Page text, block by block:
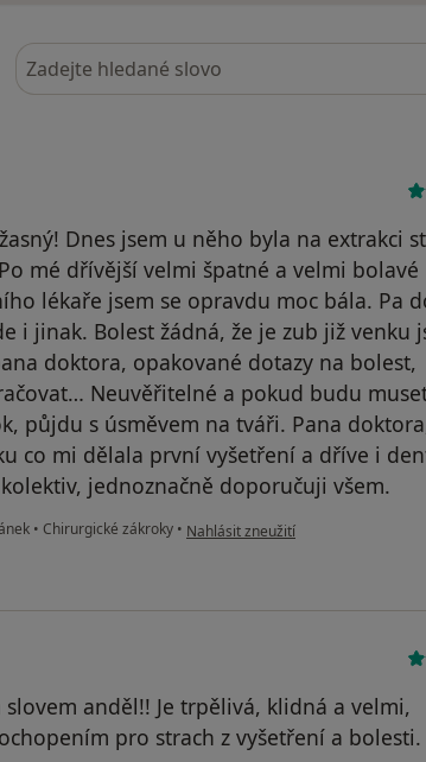
Hledejte v názorech
Dnes jsem u něho byla na extrakci
mé dřívější velmi špatné a velmi bolavé
lékaře jsem se opravdu moc bála. Pa
i jinak. Bolest žádná, že je zub již venku
doktora, opakované dotazy na bolest,
Neuvěřitelné a pokud budu
půjdu s úsměvem na tváři. Pana
co mi dělala první vyšetření a dříve i
jednoznačně doporučuji všem.
• Chirurgické zákroky • podle názoru uživatele JB
Nahlásit zneužití
anděl!! Je trpělivá, klidná a velmi,
pro strach z vyšetření a bolesti.